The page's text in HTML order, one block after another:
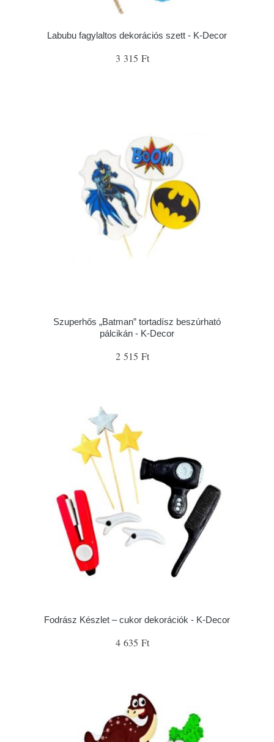
Labubu fagylaltos dekorációs szett - K-Decor
3 315 Ft
Szuperhős „Batman” tortadísz beszúrható
pálcikán - K-Decor
2 515 Ft
Fodrász Készlet – cukor dekorációk - K-Decor
4 635 Ft